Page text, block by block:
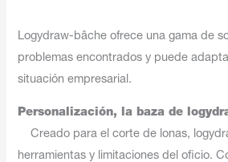
Logydraw-bâche ofrece una gama de
problemas encontrados y puede
situación empresarial.
Personalización, la baza de
Creado para el corte de lonas,
herramientas y limitaciones del oficio.